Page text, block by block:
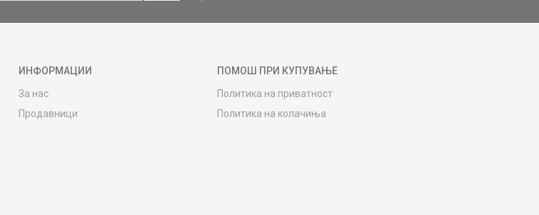
ИНФОРМАЦИИ
За нас
Продавници
ПОМОШ ПРИ КУПУВАЊЕ
Политика на приватност
Политика на колачиња